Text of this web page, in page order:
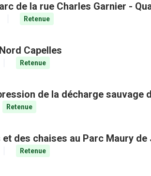
de la rue Charles Garnier -
Retenue
Capelles
Retenue
de la décharge sauvage
Retenue
des chaises au Parc Maury de
Retenue